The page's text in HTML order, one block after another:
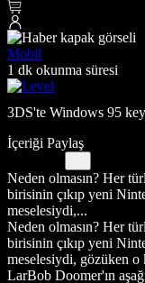
Mobil
1 dk okunma süresi
3DS'te Windows 95
İçeriği Paylaş
Neden olmasın? Her
birisinin çıkıp yeni
meselesiydi,...
Neden olmasın? Her
birisinin çıkıp yeni
meselesiydi, gözüken
LarBob Doomer'ın